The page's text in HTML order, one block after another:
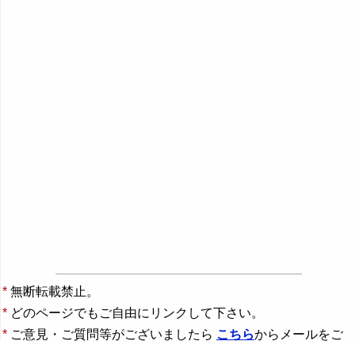
* 無断転載禁止。
* どのページでもご自由にリンクして下さい。
* ご意見・ご質問等がございましたら こちらからメールをご